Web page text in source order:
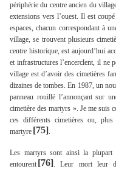
périphérie du centre ancien du
extensions vers l’ouest. Il est
espaces, chacun correspondant à
village, se trouvent plusieurs
centre historique, est aujourd’hui
et infrastructures l’encerclent, il ne
village est d’avoir des cimetières
dizaines de tombes. En 1987, un
panneau rouillé l’annonçant sur
cimetière des martyrs ». Je me suis
ces différents cimetières ou,
martyre [75].
Les martyrs sont ainsi la plupart
entourent [76]. Leur mort leur